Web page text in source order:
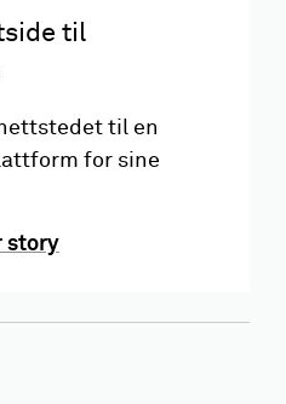
til
til en
for sine
story